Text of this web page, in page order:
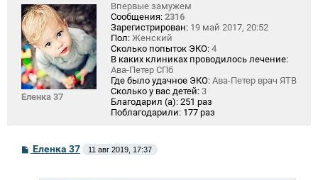
Еленка 37
Впервые замужем
Сообщения: 2316
Зарегистрирован: 19 май 2017, 20:52
Пол: Женский
Сколько попыток ЭКО: 4
В каких клиниках проводилось лечение:
Ава-Петер СПб
Где было удачное ЭКО: Ава-Петер врач ЯТВ
Сколько у вас детей: 3
Благодарил (а): 251 раз
Поблагодарили: 177 раз
СЕленка 37 11 авг 2019, 17:37